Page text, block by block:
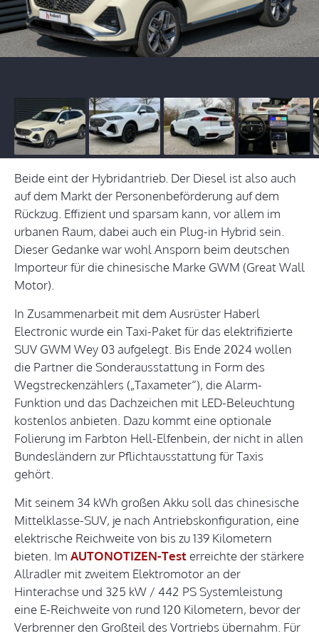
Beide eint der Hybridantrieb. Der Diesel ist also auch
auf dem Markt der Personenbeförderung auf dem
Rückzug. Effizient und sparsam kann, vor allem im
urbanen Raum, dabei auch ein Plug-in Hybrid sein.
Dieser Gedanke war wohl Ansporn beim deutschen
Importeur für die chinesische Marke GWM (Great Wall
Motor).
In Zusammenarbeit mit dem Ausrüster Haberl
Electronic wurde ein Taxi-Paket für das elektrifizierte
SUV GWM Wey 03 aufgelegt. Bis Ende 2024 wollen
die Partner die Sonderausstattung in Form des
Wegstreckenzählers („Taxameter“), die Alarm-
Funktion und das Dachzeichen mit LED-Beleuchtung
kostenlos anbieten. Dazu kommt eine optionale
Folierung im Farbton Hell-Elfenbein, der nicht in allen
Bundesländern zur Pflichtausstattung für Taxis
gehört.
Mit seinem 34 kWh großen Akku soll das chinesische
Mittelklasse-SUV, je nach Antriebskonfiguration, eine
elektrische Reichweite von bis zu 139 Kilometern
bieten. Im AUTONOTIZEN-Testerreichte der stärkere
Allradler mit zweitem Elektromotor an der
Hinterachse und 325 kW / 442 PS Systemleistung
eine E-Reichweite von rund 120 Kilometern, bevor der
Verbrenner den Großteil des Vortriebs übernahm. Für